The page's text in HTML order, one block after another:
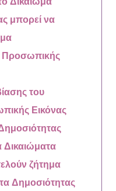
μπορεί να
Προσωπικής
του
Εικόνας
Δικαιώματα
ζήτημα
Δημοσιότητας